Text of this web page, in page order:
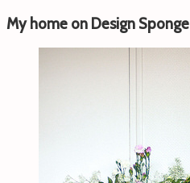
My home on Design Sponge